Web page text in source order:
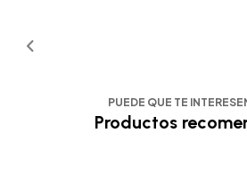
PUEDE QUE TE
Productos